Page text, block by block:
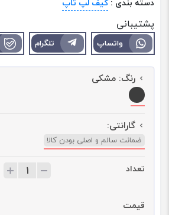
پشتیبانی
واتساپ تلگرام
رنگ: مشکی
گارانتی:
ضمانت سالم و اصلی بودن کالا
تعداد
قیمت